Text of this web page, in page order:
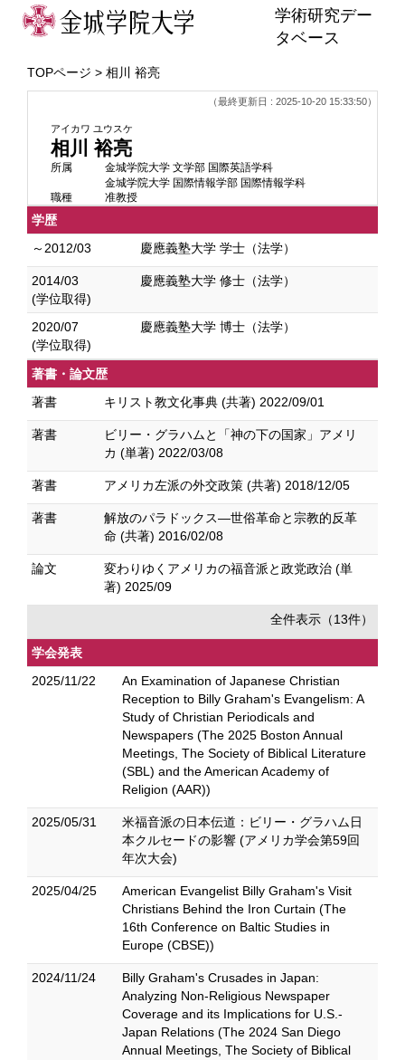
学術研究デー
タベース
TOPページ > 相川 裕亮
（最終更新日 : 2025-10-20 15:33:50）
アイカワ ユウスケ
相川 裕亮
所属
金城学院大学 文学部 国際英語学科
金城学院大学 国際情報学部 国際情報学科
職種
准教授
学歴
～2012/03
慶應義塾大学 学士（法学）
2014/03
(学位取得)
慶應義塾大学 修士（法学）
2020/07
(学位取得)
慶應義塾大学 博士（法学）
著書・論文歴
著書
キリスト教文化事典 (共著) 2022/09/01
著書
ビリー・グラハムと「神の下の国家」アメリ
カ (単著) 2022/03/08
著書 アメリカ左派の外交政策 (共著) 2018/12/05
著書
解放のパラドックス―世俗革命と宗教的反革
命 (共著) 2016/02/08
論文
変わりゆくアメリカの福音派と政党政治 (単
著) 2025/09
全件表示（13件）
学会発表
2025/11/22
An Examination of Japanese Christian
Reception to Billy Graham's Evangelism: A
Study of Christian Periodicals and
Newspapers (The 2025 Boston Annual
Meetings, The Society of Biblical Literature
(SBL) and the American Academy of
Religion (AAR))
2025/05/31
米福音派の日本伝道：ビリー・グラハム日
本クルセードの影響 (アメリカ学会第59回
年次大会)
2025/04/25
American Evangelist Billy Graham's Visit
Christians Behind the Iron Curtain (The
16th Conference on Baltic Studies in
Europe (CBSE))
2024/11/24
Billy Graham's Crusades in Japan:
Analyzing Non-Religious Newspaper
Coverage and its Implications for U.S.-
Japan Relations (The 2024 San Diego
Annual Meetings, The Society of Biblical